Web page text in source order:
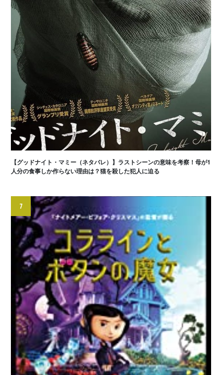
【グッドナイト・マミー（ネタバレ）】ラストシーンの意味を考察！母が1
人分の食事しか作らない理由は？猫を殺した犯人に迫る
7